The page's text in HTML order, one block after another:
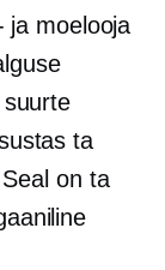
ja moelooja
ta
on ta